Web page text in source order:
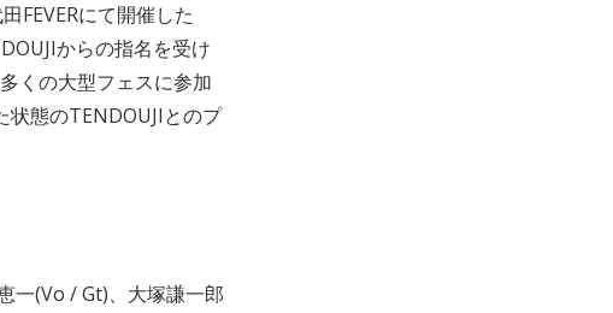
FEVERにて開催した
からの指名を受け
くの大型フェスに参加
状態のTENDOUJIとのプ
一(Vo / Gt)、大塚謙一郎